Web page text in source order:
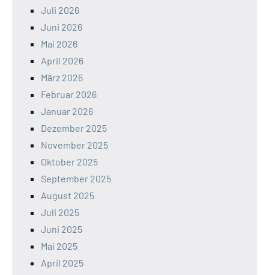
Juli 2026
Juni 2026
Mai 2026
April 2026
März 2026
Februar 2026
Januar 2026
Dezember 2025
November 2025
Oktober 2025
September 2025
August 2025
Juli 2025
Juni 2025
Mai 2025
April 2025